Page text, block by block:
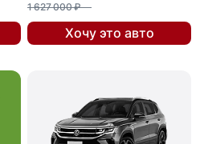
1 627 000 ₽
Хочу это авто